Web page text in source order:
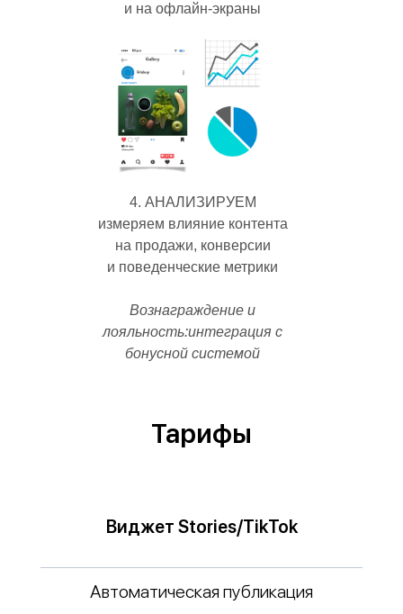
и на офлайн-экраны
4. АНАЛИЗИРУЕМ
измеряем влияние контента
на продажи, конверсии
и поведенческие метрики
Вознаграждение и
лояльность:интеграция с
бонусной системой
Тарифы
Виджет Stories/TikTok
Автоматическая публикация